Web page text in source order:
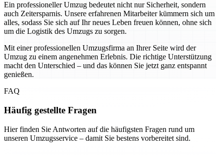
Ein professioneller Umzug bedeutet nicht nur Sicherheit, sondern
auch Zeitersparnis. Unsere erfahrenen Mitarbeiter kümmern sich um
alles, sodass Sie sich auf Ihr neues Leben freuen können, ohne sich
um die Logistik des Umzugs zu sorgen.
Mit einer professionellen Umzugsfirma an Ihrer Seite wird der
Umzug zu einem angenehmen Erlebnis. Die richtige Unterstützung
macht den Unterschied – und das können Sie jetzt ganz entspannt
genießen.
FAQ
Häufig gestellte Fragen
Hier finden Sie Antworten auf die häufigsten Fragen rund um
unseren Umzugsservice – damit Sie bestens vorbereitet sind.